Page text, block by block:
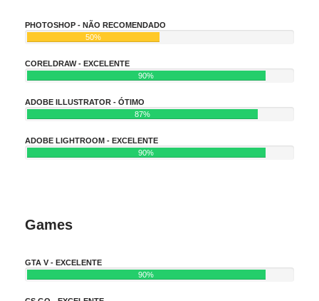
PHOTOSHOP - NÃO RECOMENDADO
50%
CORELDRAW - EXCELENTE
90%
ADOBE ILLUSTRATOR - ÓTIMO
87%
ADOBE LIGHTROOM - EXCELENTE
90%
Games
GTA V - EXCELENTE
90%